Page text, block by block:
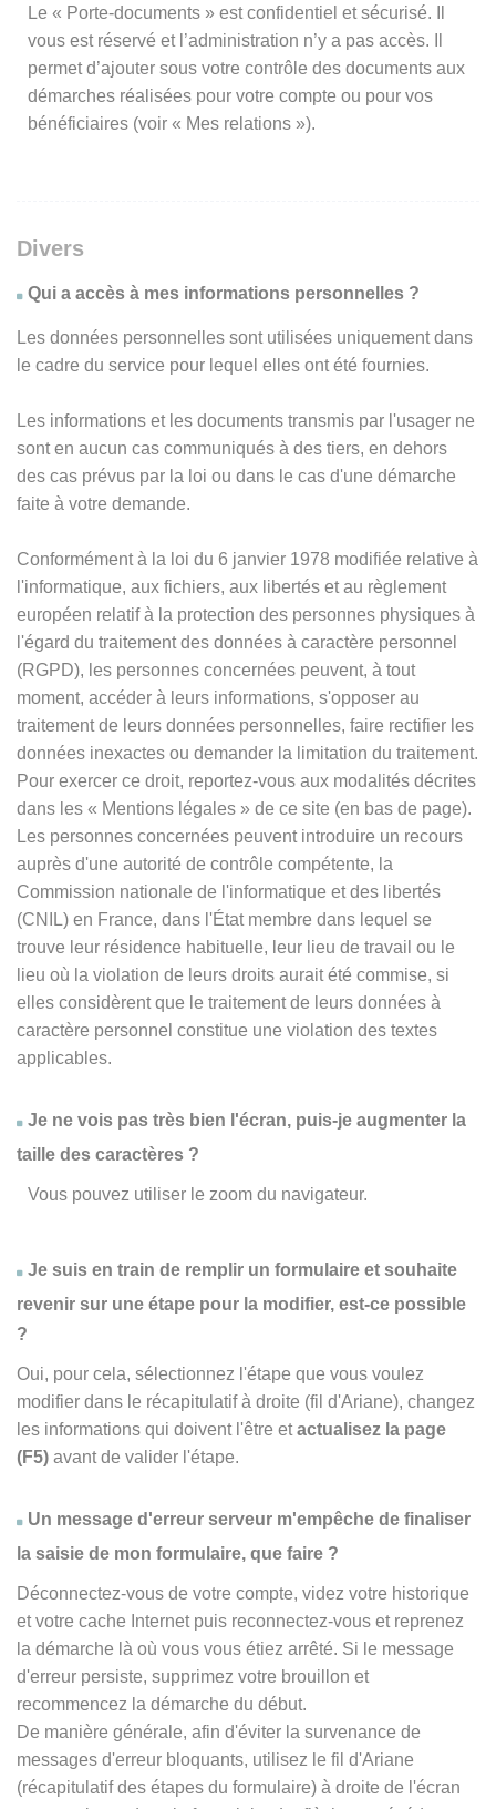
Le « Porte-documents » est confidentiel et sécurisé. Il
vous est réservé et l’administration n’y a pas accès. Il
permet d’ajouter sous votre contrôle des documents aux
démarches réalisées pour votre compte ou pour vos
bénéficiaires (voir « Mes relations »).
Divers
Qui a accès à mes informations personnelles ?
Les données personnelles sont utilisées uniquement dans
le cadre du service pour lequel elles ont été fournies.
Les informations et les documents transmis par l'usager ne
sont en aucun cas communiqués à des tiers, en dehors
des cas prévus par la loi ou dans le cas d'une démarche
faite à votre demande.
Conformément à la loi du 6 janvier 1978 modifiée relative à
l'informatique, aux fichiers, aux libertés et au règlement
européen relatif à la protection des personnes physiques à
l'égard du traitement des données à caractère personnel
(RGPD), les personnes concernées peuvent, à tout
moment, accéder à leurs informations, s'opposer au
traitement de leurs données personnelles, faire rectifier les
données inexactes ou demander la limitation du traitement.
Pour exercer ce droit, reportez-vous aux modalités décrites
dans les « Mentions légales » de ce site (en bas de page).
Les personnes concernées peuvent introduire un recours
auprès d'une autorité de contrôle compétente, la
Commission nationale de l'informatique et des libertés
(CNIL) en France, dans l'État membre dans lequel se
trouve leur résidence habituelle, leur lieu de travail ou le
lieu où la violation de leurs droits aurait été commise, si
elles considèrent que le traitement de leurs données à
caractère personnel constitue une violation des textes
applicables.
Je ne vois pas très bien l'écran, puis-je augmenter la
taille des caractères ?
Vous pouvez utiliser le zoom du navigateur.
Je suis en train de remplir un formulaire et souhaite
revenir sur une étape pour la modifier, est-ce possible
?
Oui, pour cela, sélectionnez l'étape que vous voulez
modifier dans le récapitulatif à droite (fil d'Ariane), changez
les informations qui doivent l'être etactualisez la page
(F5) avant de valider l'étape.
Un message d'erreur serveur m'empêche de finaliser
la saisie de mon formulaire, que faire ?
Déconnectez-vous de votre compte, videz votre historique
et votre cache Internet puis reconnectez-vous et reprenez
la démarche là où vous vous étiez arrêté. Si le message
d'erreur persiste, supprimez votre brouillon et
recommencez la démarche du début.
De manière générale, afin d'éviter la survenance de
messages d'erreur bloquants, utilisez le fil d'Ariane
(récapitulatif des étapes du formulaire) à droite de l'écran